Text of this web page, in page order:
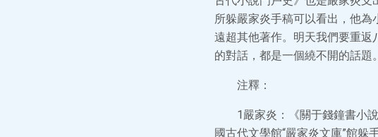
所躲嚴家炎手稿可以看出，他為
遠超其他著作。明天我們要重
的對話，都是一個繞不開的話題。
注釋：
1嚴家炎：《關于錢鐘書小
國古代文學館“嚴家炎文庫”館躲